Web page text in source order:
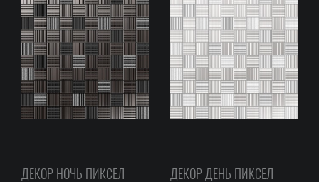
ДЕКОР НОЧЬ ПИКСЕЛ
ДЕКОР ДЕНЬ ПИКСЕЛ